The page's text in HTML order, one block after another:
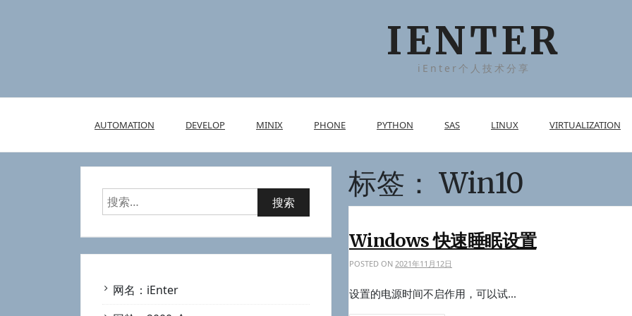
IENTER
iEnter个人技术分享
AUTOMATION DEVELOP MINIX PHONE PYTHON SAS LINUX VIRTUALIZATION
标签：Win10
Windows 快速睡眠设置
POSTED ON 2021年11月12日
设置的电源时间不启作用，可以试...
搜
索：
网名：iEnter